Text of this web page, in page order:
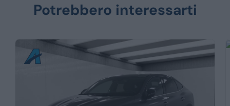
Potrebbero interessarti